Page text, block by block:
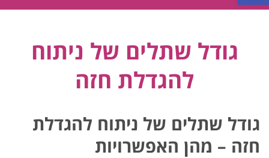
גודל שתלים של ניתוח
להגדלת חזה
גודל שתלים של ניתוח להגדלת
חזה – מהן האפשרויות